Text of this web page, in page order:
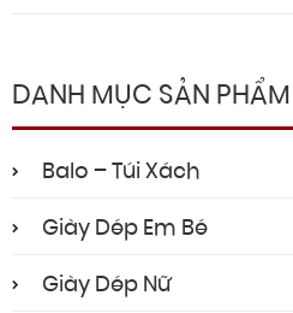
DANH MỤC SẢN PHẨM
Balo – Túi Xách
Giày Dép Em Bé
Giày Dép Nữ